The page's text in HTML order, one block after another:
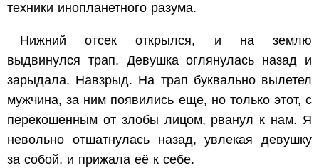
техники инопланетного разума.
Нижний отсек открылся, и на землю
выдвинулся трап. Девушка оглянулась назад и
зарыдала. Навзрыд. На трап буквально вылетел
мужчина, за ним появились еще, но только этот, с
перекошенным от злобы лицом, рванул к нам. Я
невольно отшатнулась назад, увлекая девушку
за собой, и прижала её к себе.